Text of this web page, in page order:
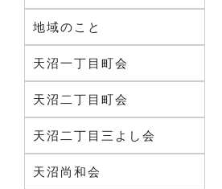
地域のこと
天沼一丁目町会
天沼二丁目町会
天沼二丁目三よし会
天沼尚和会